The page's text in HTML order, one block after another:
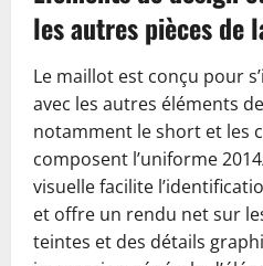
les autres pièces de
Le maillot est conçu pour
avec les autres éléments
notamment le short et les
composent l’uniforme
visuelle facilite
et offre un rendu net sur
teintes et des détails